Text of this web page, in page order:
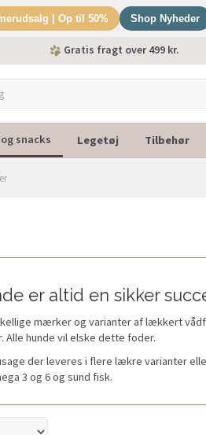
| Op til 50% Shop Nyheder
Gratis fragt over 499 kr.
snacks Legetøj Tilbehør
er altid en sikker
mærker og varianter af lækkert
hunde vil elske dette foder.
der leveres i flere lækre varianter
3 og 6 og sund fisk.